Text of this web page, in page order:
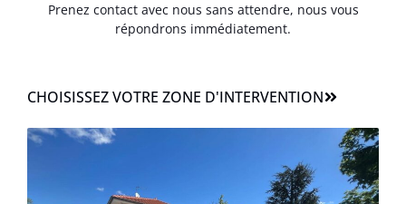
Prenez contact avec nous sans attendre, nous vous
répondrons immédiatement.
CHOISISSEZ VOTRE ZONE D'INTERVENTION